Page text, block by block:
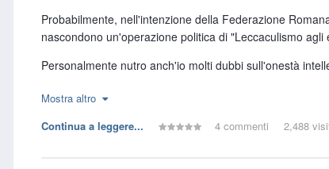
Ma forse anche perché i genitori sono stati terrorizzati
l'autostima si forma conoscendo i propri limiti.
Oppure perché i ruoli genitoriali sono stati stravolti,
O magari perché lo stato è diventato così invadente che
Sia come sia, anche questa è educazione.
Probabilmente, nell'intenzione della Federazione
nascondono un'operazione politica di "Leccaculismo
Personalmente nutro anch'io molti dubbi sull'onestà
tutti uguali di fronte alla morte"
Mostra altro
Continua a leggere...
4 commenti 2,488